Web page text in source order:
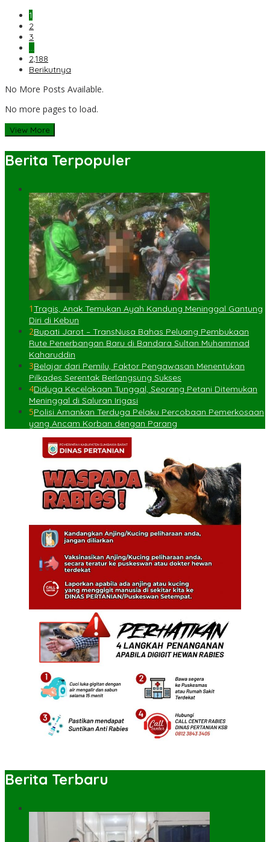
1
2
3
…
2,188
Berikutnya
No More Posts Available.
No more pages to load.
View More
Berita Terpopuler
1Tragis, Anak Temukan Ayah Kandung Meninggal Gantung
Diri di Kebun
2Bupati Jarot – TransNusa Bahas Peluang Pembukaan
Rute Penerbangan Baru di Bandara Sultan Muhammad
Kaharuddin
3Belajar dari Pemilu, Faktor Pengawasan Menentukan
Pilkades Serentak Berlangsung Sukses
4Diduga Kecelakaan Tunggal, Seorang Petani Ditemukan
Meninggal di Saluran Irigasi
5Polisi Amankan Terduga Pelaku Percobaan Pemerkosaan
yang Ancam Korban dengan Parang
Berita Terbaru